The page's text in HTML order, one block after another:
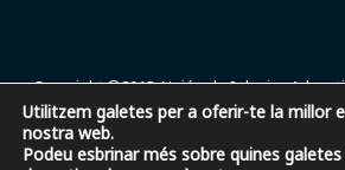
Copyright ©2018, Unión de Iglesias
en España.
C/ Fernando Rey 3, Pozuelo de Alarcón,
917-377-737
Utilitzem galetes per a oferir-te la millor
nostra web.
Podeu esbrinar més sobre quines